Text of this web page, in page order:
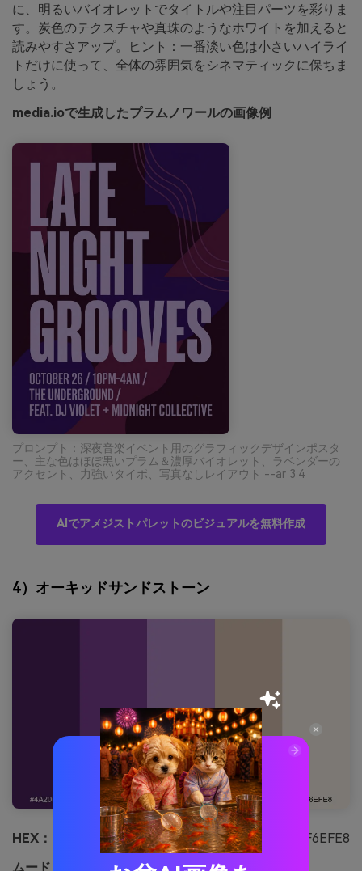
に、明るいバイオレットでタイトルや注目パーツを彩りま
す。炭色のテクスチャや真珠のようなホワイトを加えると
読みやすさアップ。ヒント：一番淡い色は小さいハイライ
トだけに使って、全体の雰囲気をシネマティックに保ちま
しょう。
media.ioで生成したプラムノワールの画像例
プロンプト：深夜音楽イベント用のグラフィックデザインポスタ
ー、主な色はほぼ黒いプラム＆濃厚バイオレット、ラベンダーの
アクセント、力強いタイポ、写真なしレイアウト --ar 3:4
AIでアメジストパレットのビジュアルを無料作成
4）オーキッドサンドストーン
HEX：
#4A205D #7B3E93 #B189C7 #D9C1B1 #F6EFE8
ムード：
温かくロマンチック